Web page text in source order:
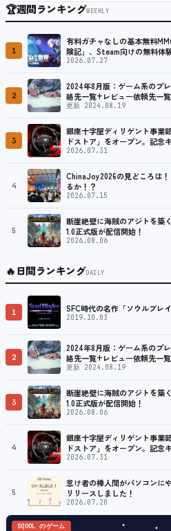
🏆週間ランキングWEEKLY
1
有料ガチャなしの基本無料
険記」、Steam向けの無料体
2026.07.27
2
2024年8月版：ゲーム系のプ
絡先一覧+レビュー依頼先一覧
更新 2024.08.19
3
銀座十字屋ディリゲント事業
ドストア」をオープン。記念
ング／フライトシム向けコン
2026.07.31
4
ChinaJoy2026の見どころは
るか！？
2026.07.15
5
断崖絶壁に海賊のアジトを築
1.0正式版が配信開始！
2026.08.06
🔥日間ランキングDAILY
1 SFC時代の名作「ソウルブレ
2019.10.03
2
2024年8月版：ゲーム系のプ
絡先一覧+レビュー依頼先一覧
更新 2024.08.19
3
断崖絶壁に海賊のアジトを築
1.0正式版が配信開始！
2026.08.06
4
銀座十字屋ディリゲント事業
ドストア」をオープン。記念
ング／フライトシム向けコン
2026.07.31
5
怠け者の棒人間がパソコンに
リリースしました！
2026.07.20
SQOOL のゲーム